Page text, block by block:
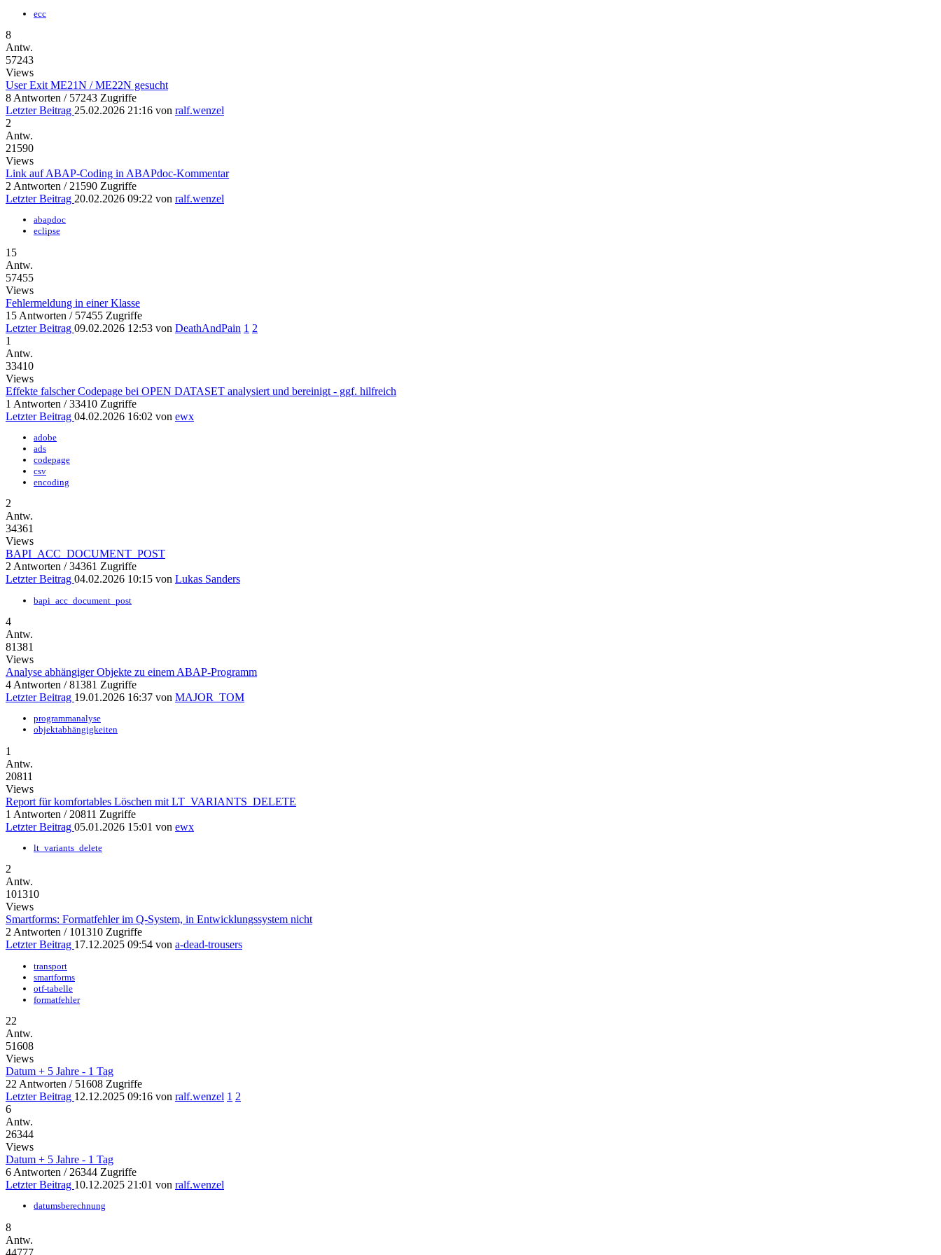
ecc
8
Antw.
57243
Views
User Exit ME21N / ME22N gesucht
8 Antworten / 57243 Zugriffe
Letzter Beitrag 25.02.2026 21:16 von ralf.wenzel
2
Antw.
21590
Views
Link auf ABAP-Coding in ABAPdoc-Kommentar
2 Antworten / 21590 Zugriffe
Letzter Beitrag 20.02.2026 09:22 von ralf.wenzel
abapdoc
eclipse
15
Antw.
57455
Views
Fehlermeldung in einer Klasse
15 Antworten / 57455 Zugriffe
Letzter Beitrag 09.02.2026 12:53 von DeathAndPain 1 2
1
Antw.
33410
Views
Effekte falscher Codepage bei OPEN DATASET analysiert und bereinigt - ggf. hilfreich
1 Antworten / 33410 Zugriffe
Letzter Beitrag 04.02.2026 16:02 von ewx
adobe
ads
codepage
csv
encoding
2
Antw.
34361
Views
BAPI_ACC_DOCUMENT_POST
2 Antworten / 34361 Zugriffe
Letzter Beitrag 04.02.2026 10:15 von Lukas Sanders
bapi_acc_document_post
4
Antw.
81381
Views
Analyse abhängiger Objekte zu einem ABAP-Programm
4 Antworten / 81381 Zugriffe
Letzter Beitrag 19.01.2026 16:37 von MAJOR_TOM
programmanalyse
objektabhängigkeiten
1
Antw.
20811
Views
Report für komfortables Löschen mit LT_VARIANTS_DELETE
1 Antworten / 20811 Zugriffe
Letzter Beitrag 05.01.2026 15:01 von ewx
lt_variants_delete
2
Antw.
101310
Views
Smartforms: Formatfehler im Q-System, in Entwicklungssystem nicht
2 Antworten / 101310 Zugriffe
Letzter Beitrag 17.12.2025 09:54 von a-dead-trousers
transport
smartforms
otf-tabelle
formatfehler
22
Antw.
51608
Views
Datum + 5 Jahre - 1 Tag
22 Antworten / 51608 Zugriffe
Letzter Beitrag 12.12.2025 09:16 von ralf.wenzel 1 2
6
Antw.
26344
Views
Datum + 5 Jahre - 1 Tag
6 Antworten / 26344 Zugriffe
Letzter Beitrag 10.12.2025 21:01 von ralf.wenzel
datumsberechnung
8
Antw.
44777